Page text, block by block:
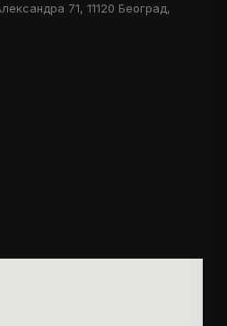
71, 11120 Београд,